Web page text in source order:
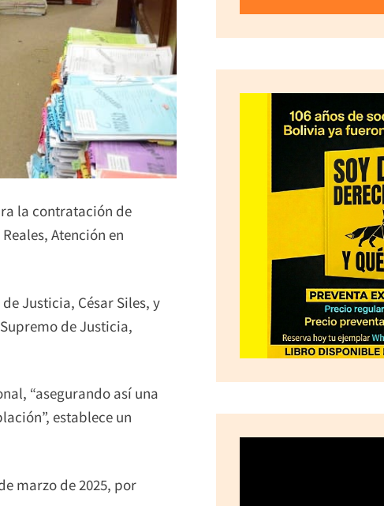
la contratación de
Atención en
Justicia, César Siles, y
de Justicia,
“asegurando así una
establece un
marzo de 2025, por